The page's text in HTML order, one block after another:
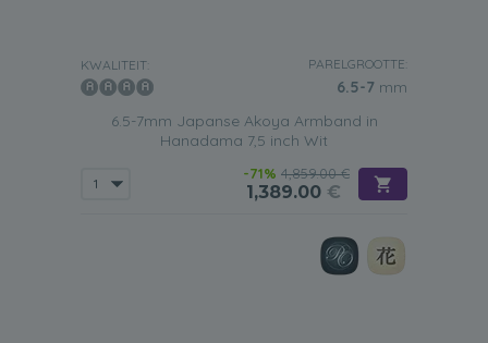
KWALITEIT: PARELGROOTTE:
6.5-7 mm
6.5-7mm Japanse Akoya Armband in
Hanadama 7,5 inch Wit
-71% 4,859.00 €
1,389.00 €